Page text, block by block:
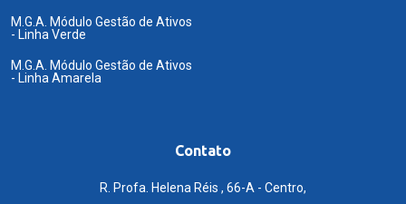
M.G.A. Módulo Gestão de Ativos
- Linha Verde
M.G.A. Módulo Gestão de Ativos
- Linha Amarela
Contato
R. Profa. Helena Réis , 66-A - Centro,